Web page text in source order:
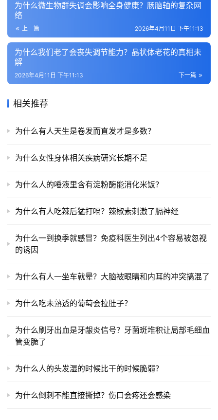
为什么微生物群失调会影响全身健康？肠脑轴的复杂网
络
上一篇 2026年4月11日 下午11:13
为什么我们老了会丧失调节能力？晶状体老花的真相未
解
下一篇
2026年4月11日 下午11:13
相关推荐
为什么有人天生是卷发而直发才是多数？
为什么女性身体相关疾病研究长期不足
为什么人的唾液里含有淀粉酶能消化米饭？
为什么有人吃辣后猛打嗝？辣椒素刺激了膈神经
为什么一到换季就感冒？免疫科医生列出4个容易被忽视
的诱因
为什么有人一坐车就晕？大脑被眼睛和内耳的冲突搞混了
为什么吃未熟透的葡萄会拉肚子？
为什么刷牙出血是牙龈炎信号？牙菌斑堆积让局部毛细血
管变脆了
为什么人的头发湿的时候比干的时候脆弱？
为什么倒刺不能直接撕掉？伤口会疼还会感染